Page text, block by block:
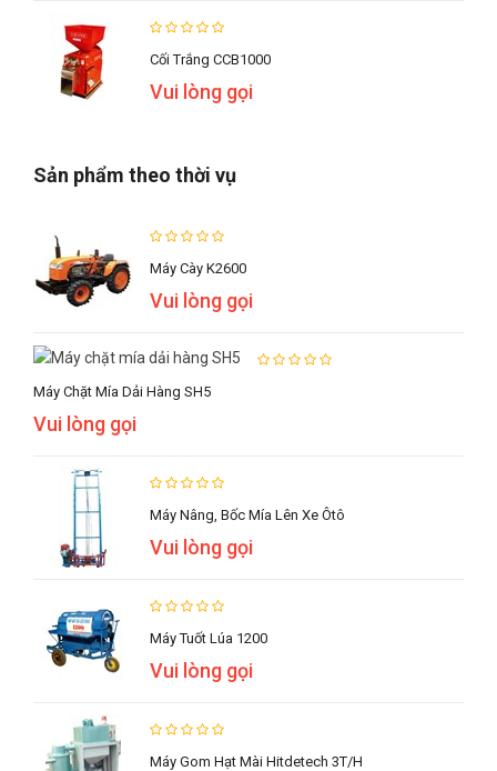
Cối Trắng CCB1000
Vui lòng gọi
Sản phẩm theo thời vụ
Máy Cày K2600
Vui lòng gọi
Máy Chặt Mía Dải Hàng SH5
Vui lòng gọi
Máy Nâng, Bốc Mía Lên Xe Ôtô
Vui lòng gọi
Máy Tuốt Lúa 1200
Vui lòng gọi
Máy Gom Hạt Mài Hitdetech 3T/h